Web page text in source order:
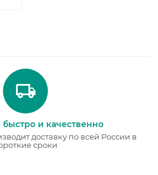
быстро и качественно
доставку по всей России в
сроки